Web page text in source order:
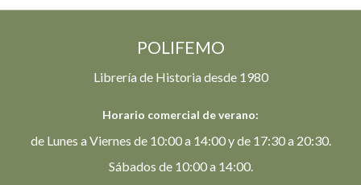
POLIFEMO
Librería de Historia desde 1980
Horario comercial de verano:
de Lunes a Viernes de 10:00 a 14:00 y de 17:30 a 20:30.
Sábados de 10:00 a 14:00.